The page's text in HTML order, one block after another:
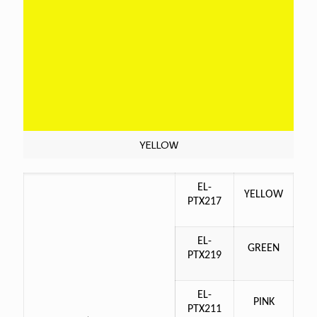
YELLOW
EL-
PTX217
YELLOW
EL-
PTX219
GREEN
EL-
PTX211
PINK